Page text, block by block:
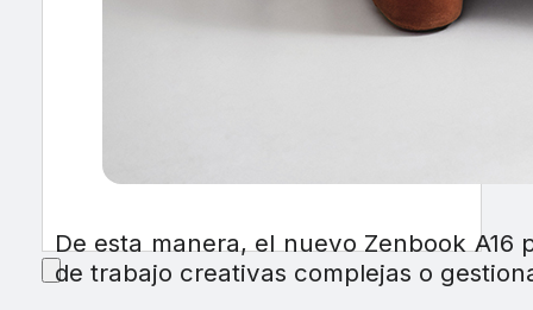
De esta manera, el nuevo Zenbook
de trabajo creativas complejas o